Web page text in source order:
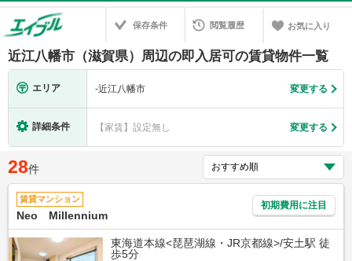
保存条件 閲覧履歴 お気に入り
近江八幡市（滋賀県）周辺の即入居可の賃貸物件一覧
エリア -近江八幡市 変更する
詳細条件 【家賃】設定無し 変更する
28件
賃貸マンション
Neo Millennium
初期費用に注目
東海道本線<琵琶湖線・JR京都線>/安土駅 徒
歩5分